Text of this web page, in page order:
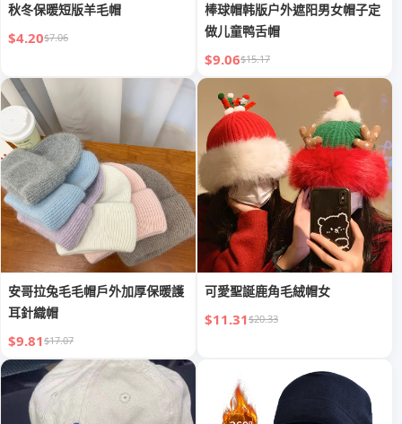
秋冬保暖短版羊毛帽
$4.20$7.06
棒球帽韩版户外遮阳男女帽子定
做儿童鸭舌帽
$9.06$15.17
安哥拉兔毛毛帽戶外加厚保暖護
耳針織帽
$9.81$17.07
可愛聖誕鹿角毛絨帽女
$11.31$20.33